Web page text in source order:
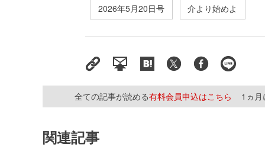
2026年5月20日号 介より始めよ
全ての記事が読める有料会員申込はこちら 1ヵ
関連記事